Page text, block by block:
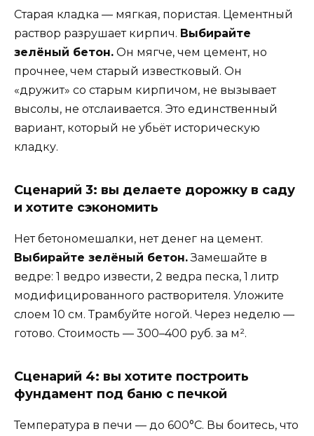
Старая кладка — мягкая, пористая. Цементный
раствор разрушает кирпич. Выбирайте
зелёный бетон. Он мягче, чем цемент, но
прочнее, чем старый известковый. Он
«дружит» со старым кирпичом, не вызывает
высолы, не отслаивается. Это единственный
вариант, который не убьёт историческую
кладку.
Сценарий 3: вы делаете дорожку в саду
и хотите сэкономить
Нет бетономешалки, нет денег на цемент.
Выбирайте зелёный бетон.Замешайте в
ведре: 1 ведро извести, 2 ведра песка, 1 литр
модифицированного растворителя. Уложите
слоем 10 см. Трамбуйте ногой. Через неделю —
готово. Стоимость — 300–400 руб. за м².
Сценарий 4: вы хотите построить
фундамент под баню с печкой
Температура в печи — до 600°C. Вы боитесь, что